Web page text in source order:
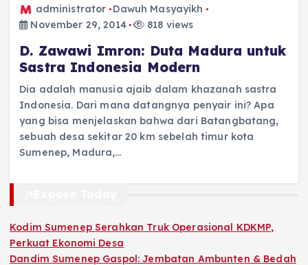
administrator
Dawuh Masyayikh
November 29, 2014
818 views
D. Zawawi Imron: Duta Madura untuk
Sastra Indonesia Modern
Dia adalah manusia ajaib dalam khazanah sastra
Indonesia. Dari mana datangnya penyair ini? Apa
yang bisa menjelaskan bahwa dari Batangbatang,
sebuah desa sekitar 20 km sebelah timur kota
Sumenep, Madura,…
Kodim Sumenep Serahkan Truk Operasional KDKMP,
Perkuat Ekonomi Desa
Dandim Sumenep Gaspol: Jembatan Ambunten & Bedah